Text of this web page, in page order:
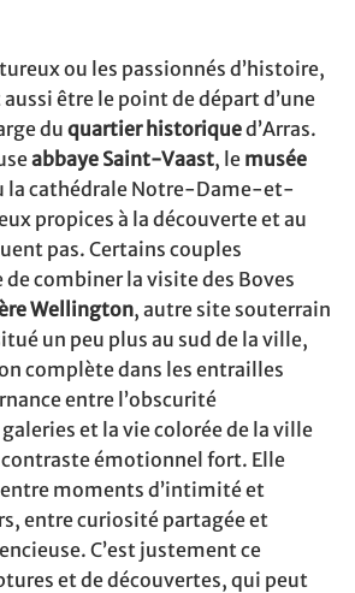
ou les passionnés d’histoire,
être le point de départ d’une
du quartier historiqued’Arras.
abbaye Saint-Vaast, le musée
la cathédrale Notre-Dame-et-
propices à la découverte et au
pas. Certains couples
combiner la visite des Boves
Wellington, autre site souterrain
un peu plus au sud de la ville,
complète dans les entrailles
entre l’obscurité
et la vie colorée de la ville
contraste émotionnel fort. Elle
moments d’intimité et
entre curiosité partagée et
C’est justement ce
et de découvertes, qui peut